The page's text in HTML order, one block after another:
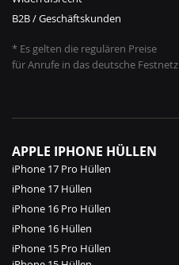
B2B / Geschäftskunden
* Es gelten die regulären Preise
für Anrufe in das deutsche Festnetz
APPLE IPHONE HÜLLEN
iPhone 17 Pro Hüllen
iPhone 17 Hüllen
iPhone 16 Pro Hüllen
iPhone 16 Hüllen
iPhone 15 Pro Hüllen